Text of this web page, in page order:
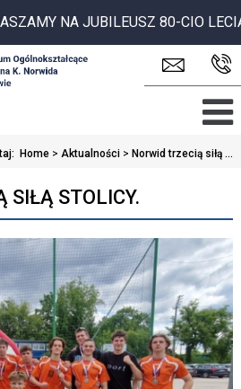
NA JUBILEUSZ 80-CIO
Home > Aktualności > Norwid trzecią siłą ...
SIŁĄ STOLICY.